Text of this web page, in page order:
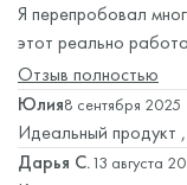
ВОДА,
АМИНОКИСЛОТЫ
НАТРИЯ,
Я перепробовал
этот реально
хорошо пенится.
после 3ей мойки
Отзыв полностью
Юлия8 сентября 2025
Идеальный продукт
Дарья С.13 августа